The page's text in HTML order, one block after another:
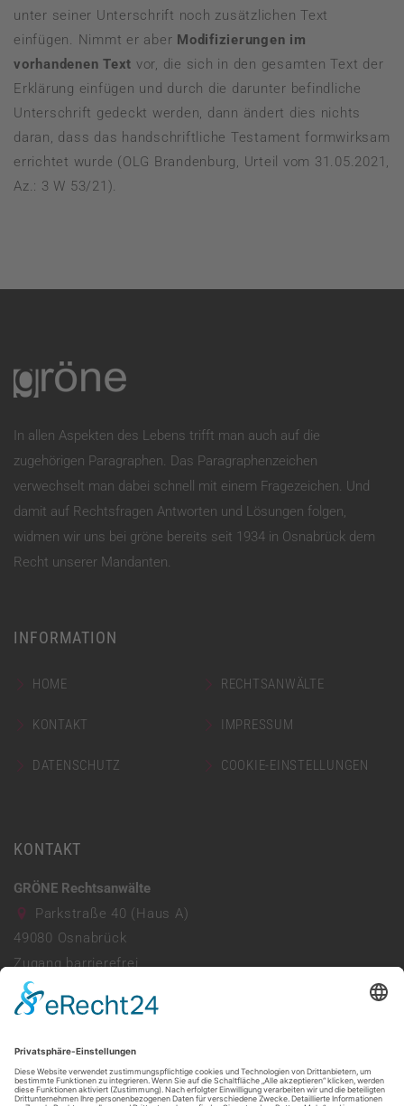
unter seiner Unterschrift noch zusätzlichen Text
einfügen. Nimmt er aber Modifizierungen im
vorhandenen Text vor, die sich in den gesamten Text der
Erklärung einfügen und durch die darunter befindliche
Unterschrift gedeckt werden, dann ändert dies nichts
daran, dass das handschriftliche Testament formwirksam
errichtet wurde (OLG Brandenburg, Urteil vom 31.05.2021,
Az.: 3 W 53/21).
In allen Aspekten des Lebens trifft man auch auf die
zugehörigen Paragraphen. Das Paragraphenzeichen
verwechselt man dabei schnell mit einem Fragezeichen. Und
damit auf Rechtsfragen Antworten und Lösungen folgen,
widmen wir uns bei gröne bereits seit 1934 in Osnabrück dem
Recht unserer Mandanten.
INFORMATION
HOME RECHTSANWÄLTE
KONTAKT IMPRESSUM
DATENSCHUTZ COOKIE-EINSTELLUNGEN
KONTAKT
GRÖNE Rechtsanwälte
Parkstraße 40 (Haus A)
49080 Osnabrück
Zugang barrierefrei
Parkhaus vorhanden
Mo - Do: 08:00 - 13:00 & 14:00 - 17:30